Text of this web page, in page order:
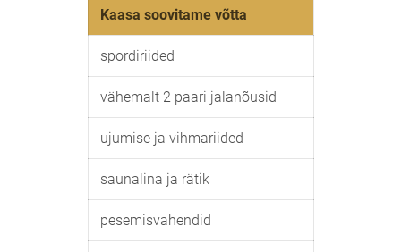
Kaasa soovitame võtta
spordiriided
vähemalt 2 paari jalanõusid
ujumise ja vihmariided
saunalina ja rätik
pesemisvahendid